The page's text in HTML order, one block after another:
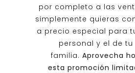
por completo a las
simplemente quieras
a precio especial para
personal y el de tu
familia. Aprovecha
esta promoción